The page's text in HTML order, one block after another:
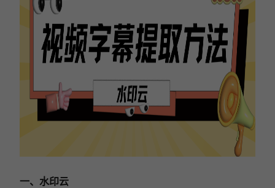
一、水印云